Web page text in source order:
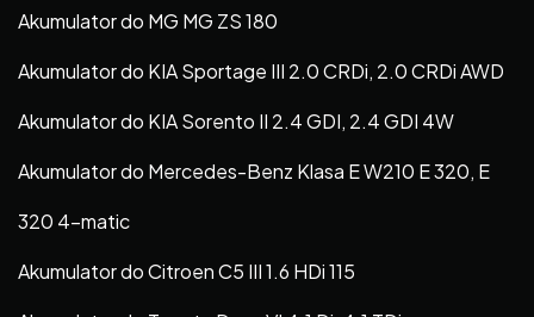
Akumulator do MG MG ZS 180
Akumulator do KIA Sportage III 2.0 CRDi, 2.0 CRDi AWD
Akumulator do KIA Sorento II 2.4 GDI, 2.4 GDI 4W
Akumulator do Mercedes-Benz Klasa E W210 E 320, E
320 4-matic
Akumulator do Citroen C5 III 1.6 HDi 115